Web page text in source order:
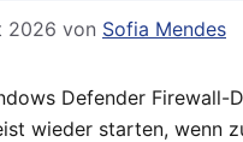
2026 von Sofia Mendes
Defender Firewall-
wieder starten, wenn